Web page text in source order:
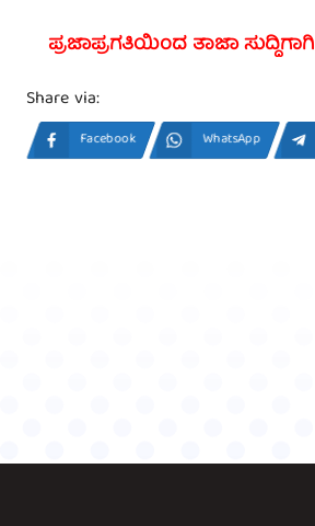
ಪ್ರಜಾಪ್ರಗತಿಯಿಂದ ತಾಜಾ ಸುದ್ದಿಗಾಗಿ
Share via:
Facebook WhatsApp